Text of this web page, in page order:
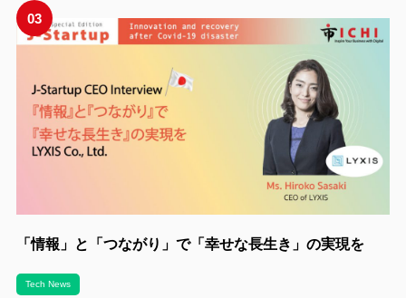
03
「情報」と「つながり」で「幸せな長生き」の実現を
Tech News